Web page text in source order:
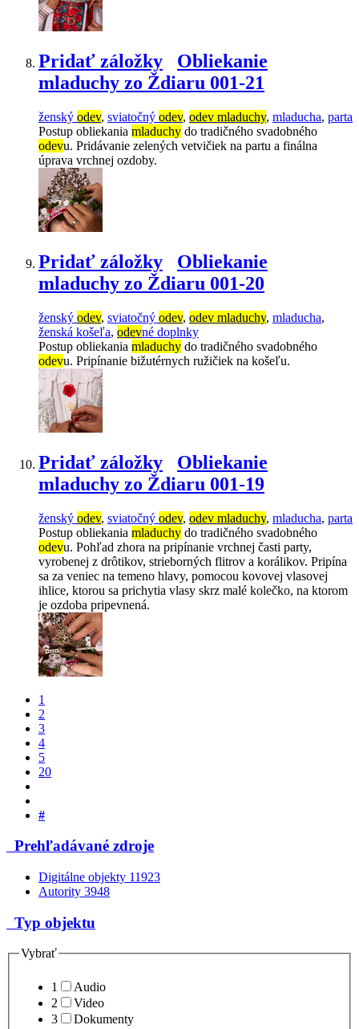
Pridať záložky
Obliekanie
mladuchy zo Ždiaru 001-21
ženský odev, sviatočný odev, odev mladuchy, mladucha, parta
Postup obliekania mladuchy do tradičného svadobného
odevu. Pridávanie zelených vetvičiek na partu a finálna
úprava vrchnej ozdoby.
Pridať záložky
Obliekanie
mladuchy zo Ždiaru 001-20
ženský odev, sviatočný odev, odev mladuchy, mladucha,
ženská košeľa, odevné doplnky
Postup obliekania mladuchy do tradičného svadobného
odevu. Pripínanie bižutérnych ružičiek na košeľu.
Pridať záložky
Obliekanie
mladuchy zo Ždiaru 001-19
ženský odev, sviatočný odev, odev mladuchy, mladucha, parta
Postup obliekania mladuchy do tradičného svadobného
odevu. Pohľad zhora na pripínanie vrchnej časti party,
vyrobenej z drôtikov, strieborných flitrov a korálikov. Pripína
sa za veniec na temeno hlavy, pomocou kovovej vlasovej
ihlice, ktorou sa prichytia vlasy skrz malé kolečko, na ktorom
je ozdoba pripevnená.
1
2
3
4
5
20
#
Prehľadávané zdroje
Digitálne objekty 11923
Autority 3948
Typ objektu
Vybrať
1
Audio
2
Video
3
Dokumenty